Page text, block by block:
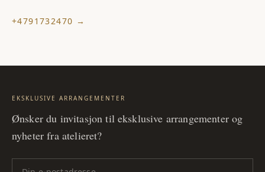
+4791732470 →
EKSKLUSIVE ARRANGEMENTER
Ønsker du invitasjon til eksklusive arrangementer og
nyheter fra atelieret?